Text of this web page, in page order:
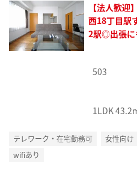
【法人歓
西18丁目駅
2駅◎出張に
503
1LDK
テレワーク・在宅勤務可 女性向け
wifiあり